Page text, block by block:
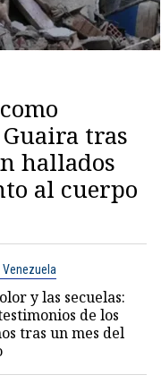
tras
hallados
al cuerpo
y las secuelas:
de los
tras un mes del